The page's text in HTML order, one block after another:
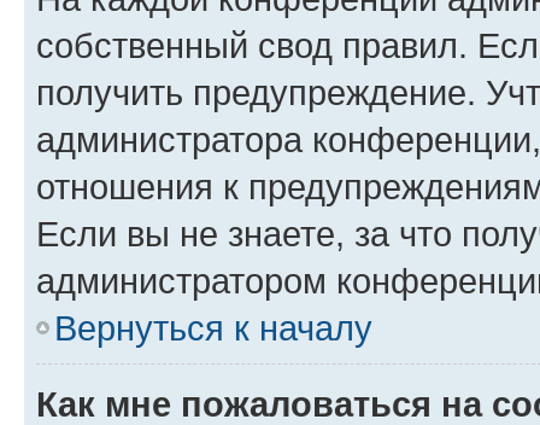
собственный свод правил.
получить предупреждение.
администратора
отношения к
Если вы не знаете, за что
администратором
Вернуться к началу
Как мне пожаловаться на